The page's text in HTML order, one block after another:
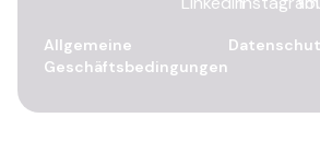
Allgemeine
Geschäftsbedingungen